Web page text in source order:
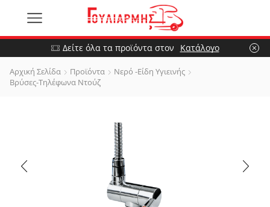
Δείτε όλα τα προϊόντα στον Κατάλογο
Αρχική Σελίδα Προϊόντα
Νερό -Είδη Υγιεινής
Βρύσες-Τηλέφωνα Ντούζ